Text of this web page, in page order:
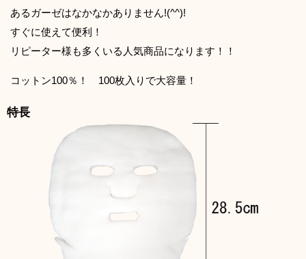
あるガーゼはなかなかありません!(^^)!
すぐに使えて便利！
リピーター様も多くいる人気商品になります！！
コットン100％！ 100枚入りで大容量！
特長